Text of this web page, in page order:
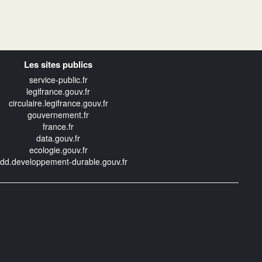
Les sites publics
service-public.fr
legifrance.gouv.fr
circulaire.legifrance.gouv.fr
gouvernement.fr
france.fr
data.gouv.fr
ecologie.gouv.fr
durable.gouv.fr